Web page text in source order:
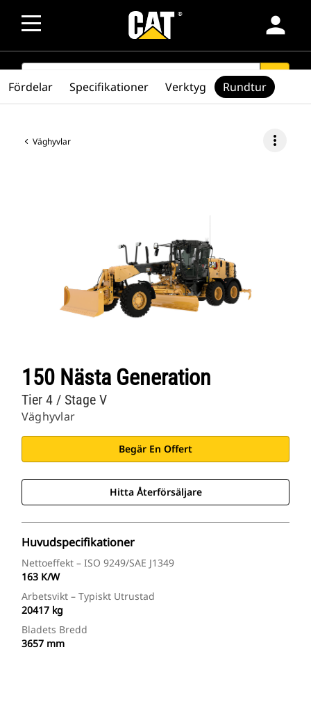
person
SEARCH search
Väghyvlar more_vert
150 Nästa Generation
Väghyvlar
Tier 4 / Stage V
Begär En Offert
Hitta Återförsäljare
Huvudspecifikationer
Nettoeffekt – ISO 9249/SAE J1349
163 K/W
Arbetsvikt – Typiskt Utrustad
20417 kg
Bladets Bredd
3657 mm
Fördelar Specifikationer Verktyg Rundtur